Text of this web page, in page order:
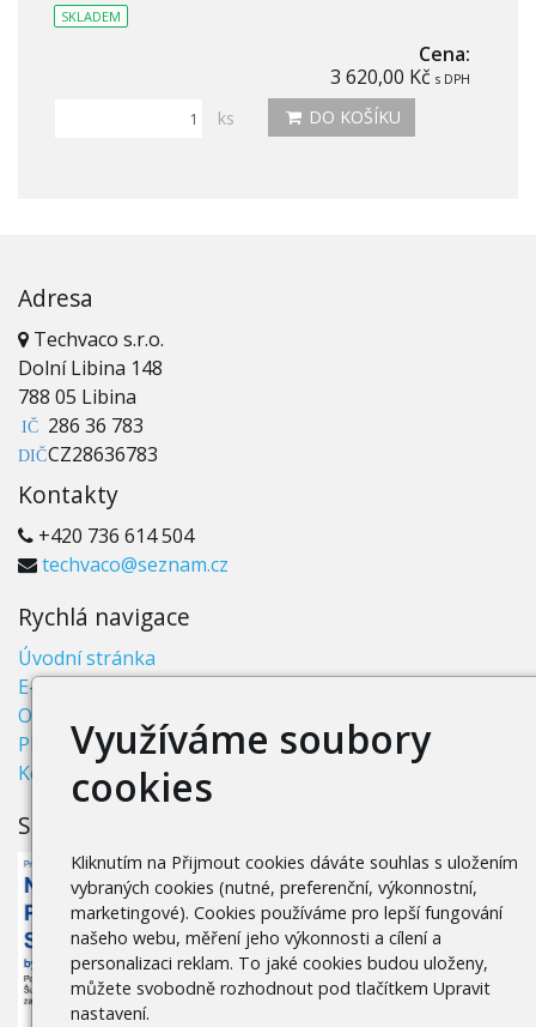
SKLADEM
Cena:
3 620,00 Kč s DPH
ks DO KOŠÍKU
Adresa
Techvaco s.r.o.
Dolní Libina 148
788 05 Libina
IČ 286 36 783
DIČCZ28636783
Kontakty
+420 736 614 504
techvaco@seznam.cz
Rychlá navigace
Úvodní stránka
E-shop
Obchodní podmínky
Platba a doprava
Kontakty
Spolufinancováno EU
Využíváme soubory
cookies
Kliknutím na Přijmout cookies dáváte souhlas s uložením
vybraných cookies (nutné, preferenční, výkonnostní,
marketingové). Cookies používáme pro lepší fungování
našeho webu, měření jeho výkonnosti a cílení a
personalizaci reklam. To jaké cookies budou uloženy,
můžete svobodně rozhodnout pod tlačítkem Upravit
nastavení.